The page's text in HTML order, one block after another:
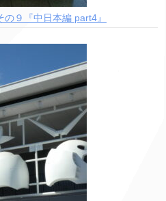
９『中日本編 part4』